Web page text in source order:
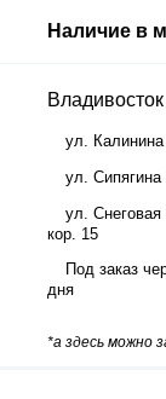
Наличие в
Владивосток
ул.
ул. Сипягина
ул. Снеговая
кор. 15
Под заказ
дня
*а здесь можно